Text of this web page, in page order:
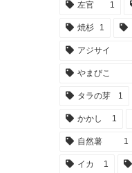
左官 1
焼杉 1
アジサイ
やまびこ
タラの芽 1
かかし 1
自然薯 1
イカ 1